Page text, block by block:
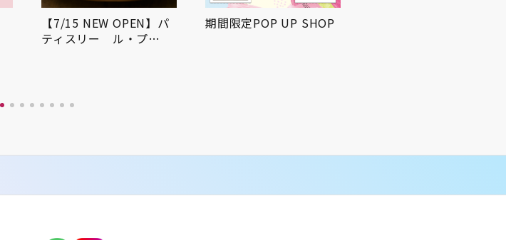
【7/15 NEW OPEN】パ
ティスリー ル・プ…
期間限定POP UP SHOP